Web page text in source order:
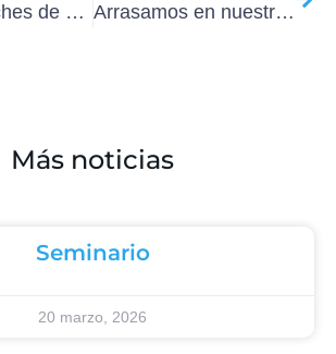
y por las noches de marzo más WordPress Arrasamos en nuestro curso WordPress de abril noches
Más noticias
Seminario
20 marzo, 2026